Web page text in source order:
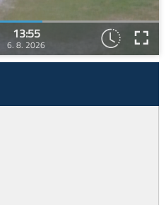
13:55
6. 8. 2026